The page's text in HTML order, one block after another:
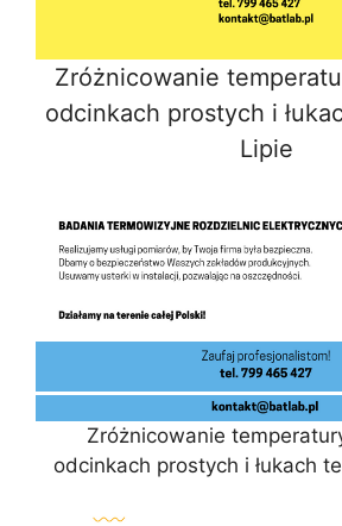
Zróżnicowanie
odcinkach prostych i
Lipie
Zróżnicowanie
odcinkach prostych i łukach